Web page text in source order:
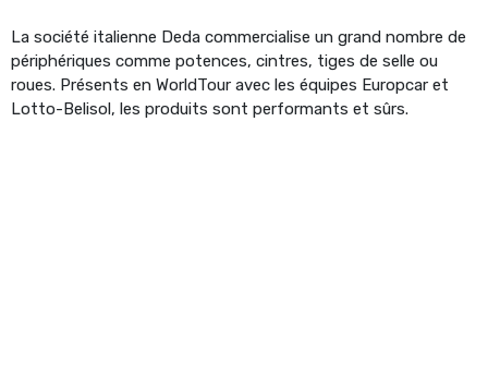
La société italienne Deda commercialise un grand nombre de
périphériques comme potences, cintres, tiges de selle ou
roues. Présents en WorldTour avec les équipes Europcar et
Lotto-Belisol, les produits sont performants et sûrs.